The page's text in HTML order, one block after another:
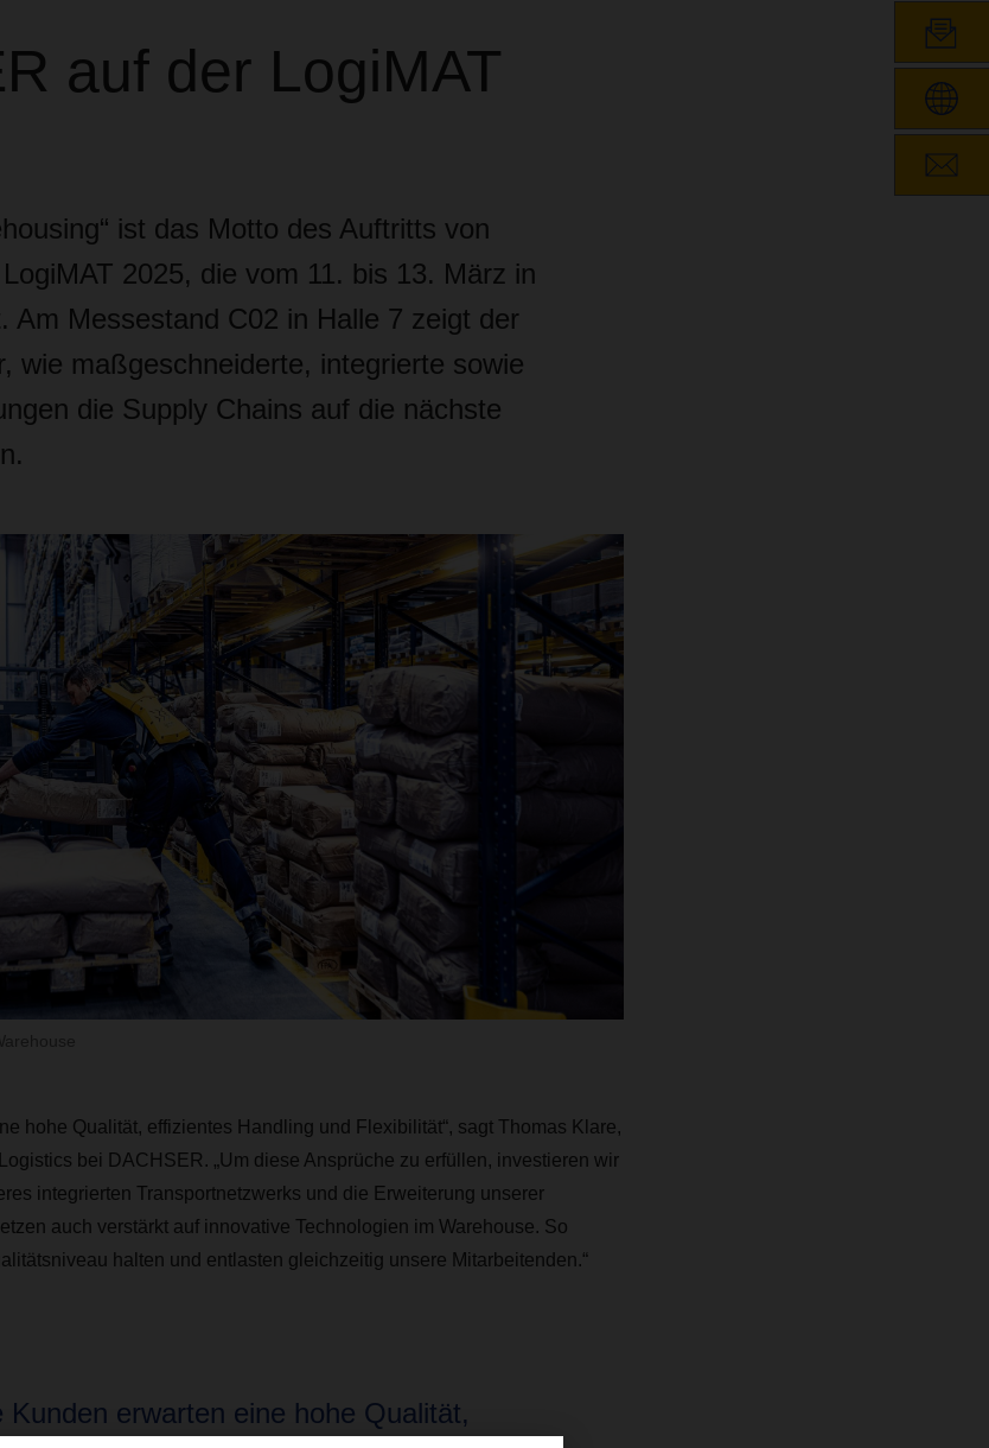
auf der LogiMAT
ist das Motto des Auftritts von
2025, die vom 11. bis 13. März in
Am Messestand C02 in Halle 7 zeigt der
wie maßgeschneiderte, integrierte sowie
die Supply Chains auf die nächste
hohe Qualität, effizientes Handling und Flexibilität“, sagt Thomas Klare,
bei DACHSER. „Um diese Ansprüche zu erfüllen, investieren wir
integrierten Transportnetzwerks und die Erweiterung unserer
auch verstärkt auf innovative Technologien im Warehouse. So
halten und entlasten gleichzeitig unsere Mitarbeitenden.“
Kunden erwarten eine hohe Qualität,